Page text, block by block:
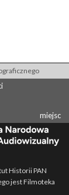
miejsc
Historii PAN
jest Filmoteka